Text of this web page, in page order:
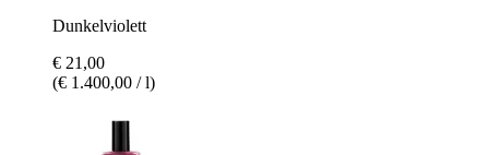
Dunkelviolett
€ 21,00
(€ 1.400,00 / l)